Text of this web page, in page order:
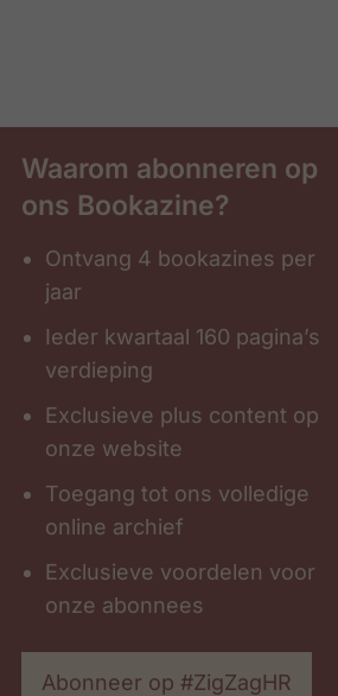
Waarom abonneren op
ons Bookazine?
Ontvang 4 bookazines per
jaar
Ieder kwartaal 160 pagina’s
verdieping
Exclusieve plus content op
onze website
Toegang tot ons volledige
online archief
Exclusieve voordelen voor
onze abonnees
Abonneer op #ZigZagHR